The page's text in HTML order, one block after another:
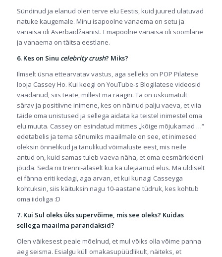
Sündinud ja elanud olen terve elu Eestis, kuid juured ulatuvad
natuke kaugemale. Minu isapoolne vanaema on setu ja
vanaisa oli Aserbaidžaanist. Emapoolne vanaisa oli soomlane
ja vanaema on täitsa eestlane.
6. Kes on Sinu celebrity crush? Miks?
Ilmselt üsna ettearvatav vastus, aga selleks on POP Pilatese
looja Cassey Ho. Kui keegi on YouTube-s Blogilatese videosid
vaadanud, siis teate, millest ma räägin. Ta on uskumatult
särav ja positiivne inimene, kes on näinud palju vaeva, et viia
täide oma unistused ja sellega aidata ka teistel inimestel oma
elu muuta. Cassey on esindatud mitmes „kõige mõjukamad …“
edetabelis ja tema sõnumiks maailmale on see, et inimesed
oleksin õnnelikud ja tänulikud võimaluste eest, mis neile
antud on, kuid samas tuleb vaeva näha, et oma eesmärkideni
jõuda. Seda nii trenni-alaselt kui ka ülejäänud elus. Ma üldiselt
ei fänna eriti kedagi, aga arvan, et kui kunagi Casseyga
kohtuksin, siis käituksin nagu 10-aastane tüdruk, kes kohtub
oma iidoliga :D
7. Kui Sul oleks üks supervõime, mis see oleks? Kuidas
sellega maailma parandaksid?
Olen väikesest peale mõelnud, et mul võiks olla võime panna
aeg seisma. Esialgu küll omakasupüüdlikult, näiteks, et